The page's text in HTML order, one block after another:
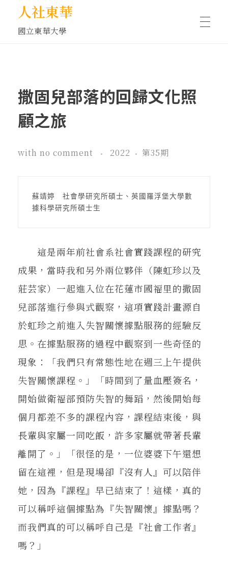
人社東華
國立東華大學
藝文空間
關鍵詞
東華風景
撒固兒部落的回歸文化照
顧之旅
with no comment 2022 第35期
蘇靖婷　社會學研究所碩士、英國羅浮堡大學數
據科學研究所碩士生
這是兩年前社會系社會實踐課程的研究
成果，當時我和另外兩位夥伴（陳虹珍以及
莊芸家）一起進入位在花蓮市國福里的撒固
兒部落進行參與式觀察，這項實踐計畫源自
於虹珍之前進入失智關懷據點服務的經驗反
思。在據點服務的過程中觀察到一些奇怪的
現象：「我們只有常態性地在週三上午提供
失智關懷課程。」「時間到了量血壓簽名，
開始做衛福部預防失智的舞蹈，然後開始每
個月都差不多的課程內容，課程結束後，與
長輩與家屬一同吃飯，許多家屬就帶著長輩
離開了。」「很怪的是，一位婆婆下午還想
留在這裡，但是現場卻『沒有人』可以陪伴
她，因為『課程』早已結束了！這樣，真的
可以稱呼這個據點為『失智關懷』據點嗎？
而我們真的可以稱呼自己是『社會工作者』
嗎？」